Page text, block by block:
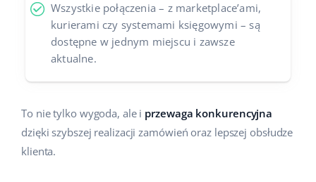
Wszystkie połączenia – z marketplace’ami,
kurierami czy systemami księgowymi – są
dostępne w jednym miejscu i zawsze
aktualne.
To nie tylko wygoda, ale i przewaga konkurencyjna
dzięki szybszej realizacji zamówień oraz lepszej obsłudze
klienta.